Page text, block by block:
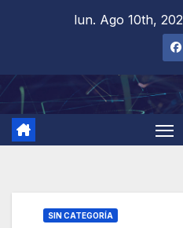
lun. Ago 10th,
SIN CATEGORÍA